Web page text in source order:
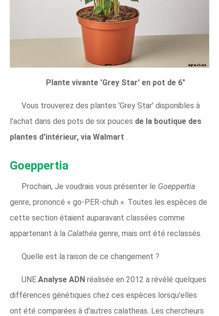
Plante vivante 'Grey Star' en pot de 6"
Vous trouverez des plantes 'Grey Star' disponibles à
l'achat dans des pots de six pouces de la boutique des
plantes d'intérieur, via Walmart .
Goeppertia
Prochain, Je voudrais vous présenter le Goeppertia
genre, prononcé « go-PER-chuh ». Toutes les espèces de
cette section étaient auparavant classées comme
appartenant à la Calathéa genre, mais ont été reclassés.
Quelle est la raison de ce changement ?
UNE Analyse ADN réalisée en 2012 a révélé quelques
différences génétiques chez ces espèces lorsqu'elles
ont été comparées à d'autres calatheas. Les chercheurs